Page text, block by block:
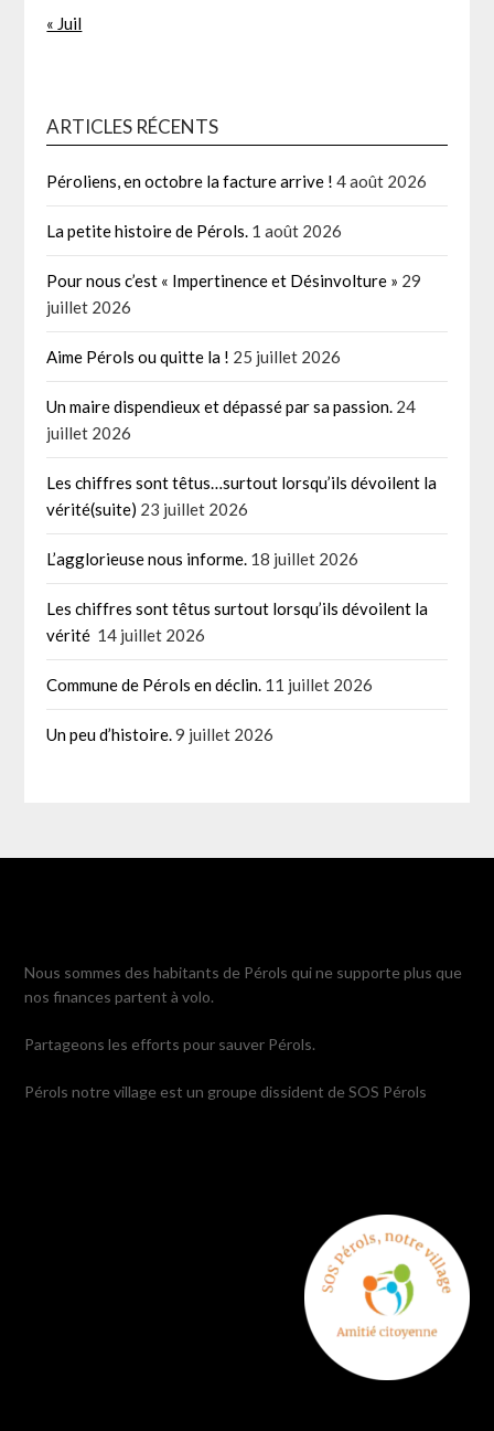
« Juil
ARTICLES RÉCENTS
Péroliens, en octobre la facture arrive ! 4 août 2026
La petite histoire de Pérols. 1 août 2026
Pour nous c’est « Impertinence et Désinvolture » 29
juillet 2026
Aime Pérols ou quitte la ! 25 juillet 2026
Un maire dispendieux et dépassé par sa passion. 24
juillet 2026
Les chiffres sont têtus…surtout lorsqu’ils dévoilent la
vérité(suite) 23 juillet 2026
L’agglorieuse nous informe. 18 juillet 2026
Les chiffres sont têtus surtout lorsqu’ils dévoilent la
vérité 14 juillet 2026
Commune de Pérols en déclin. 11 juillet 2026
Un peu d’histoire.9 juillet 2026
Nous sommes des habitants de Pérols qui ne supporte plus que
nos finances partent à volo.
Partageons les efforts pour sauver Pérols.
Pérols notre village est un groupe dissident de SOS Pérols